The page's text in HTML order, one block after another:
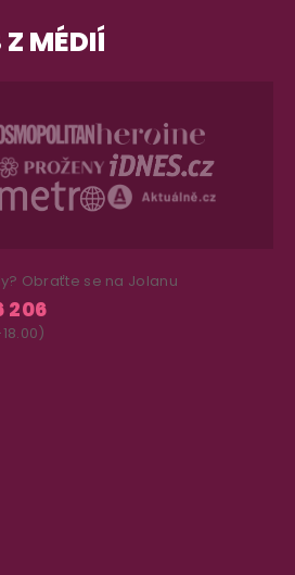
MÉDIÍ
Obraťte se na Jolanu
206